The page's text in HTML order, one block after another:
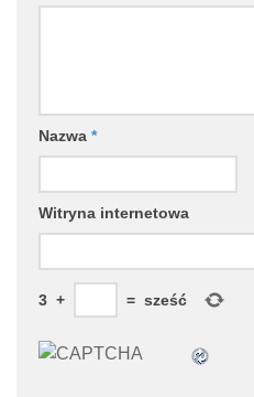
Nazwa *
Witryna internetowa
3 + = sześć